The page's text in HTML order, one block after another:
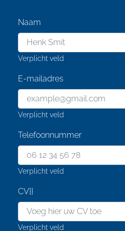
Naam
Verplicht veld
E-mailadres
Verplicht veld
Telefoonnummer
Verplicht veld
CV}}
Voeg hier uw CV toe
Verplicht veld